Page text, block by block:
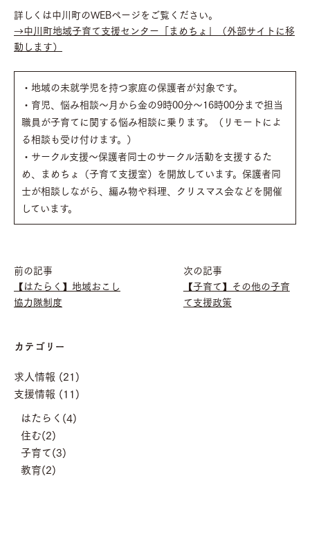
詳しくは中川町のWEBページをご覧ください。
→中川町地域子育て支援センター「まめちょ」（外部サイトに移
動します）
・地域の未就学児を持つ家庭の保護者が対象です。
・育児、悩み相談～月から金の9時00分～16時00分まで担当
職員が子育てに関する悩み相談に乗ります。（リモートによ
る相談も受け付けます。）
・サークル支援～保護者同士のサークル活動を支援するた
め、まめちょ（子育て支援室）を開放しています。保護者同
士が相談しながら、編み物や料理、クリスマス会などを開催
しています。
前の記事
【はたらく】地域おこし
協力隊制度
次の記事
【子育て】その他の子育
て支援政策
カテゴリー
求人情報 (21)
支援情報 (11)
はたらく(4)
住む(2)
子育て(3)
教育(2)